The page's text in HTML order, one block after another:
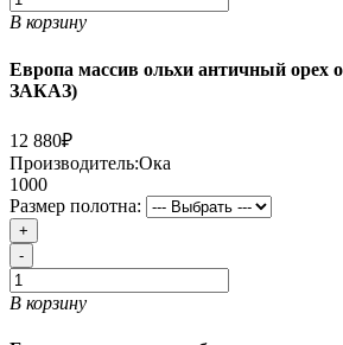
В корзину
Европа массив ольхи античный орех
ЗАКАЗ)
12 880₽
Производитель:Ока
1000
Размер полотна:
+
-
В корзину